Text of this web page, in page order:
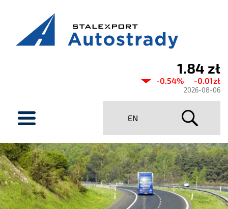
Stalexport
Autostrady
SA
1.84 zł
-0.54% -0.01zł
2026-08-06
EN